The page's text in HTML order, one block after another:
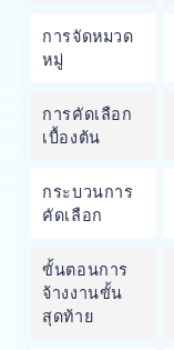
การจัดหมวด
หมู่
การคัดเลือก
เบื้องต้น
กระบวนการ
คัดเลือก
ขั้นตอนการ
จ้างงานขั้น
สุดท้าย